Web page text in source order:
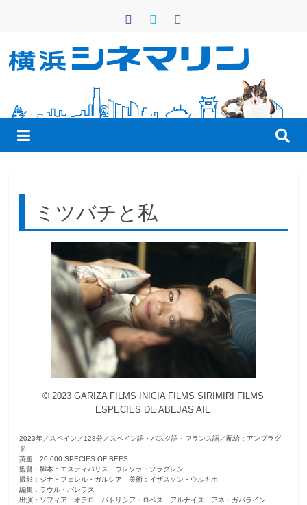
ン
横
浜
シ
ネ
マ
街
で
ミツバチと私
© 2023 GARIZA FILMS INICIA FILMS SIRIMIRI FILMS
ESPECIES DE ABEJAS AIE
2023年／スペイン／128分／スペイン語・バスク語・フランス語／配給：アンプラグ
ド
英題：20,000 SPECIES OF BEES
監督・脚本：エスティバリス・ウレソラ・ソラグレン
撮影：ジナ・フェレル・ガルシア 美術：イザスクン・ウルキホ
編集：ラウル・バレラス
出演：ソフィア・オテロ パトリシア・ロペス・アルナイス アネ・ガバライン